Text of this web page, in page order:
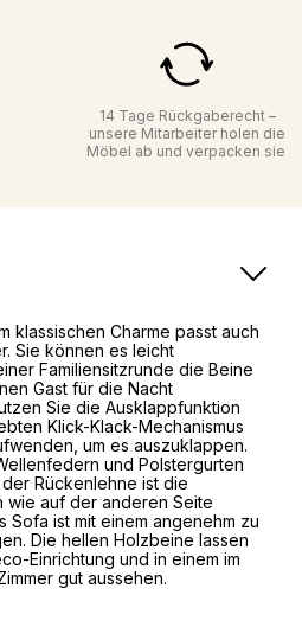
14 Tage Rückgaberecht –
unsere Mitarbeiter holen die
Möbel ab und verpacken sie
klassischen Charme passt auch
Sie können es leicht
Familiensitzrunde die Beine
Gast für die Nacht
Sie die Ausklappfunktion
Klick-Klack-Mechanismus
um es auszuklappen.
und Polstergurten
Rückenlehne ist die
auf der anderen Seite
Sofa ist mit einem angenehm zu
Die hellen Holzbeine lassen
Einrichtung und in einem im
gut aussehen.